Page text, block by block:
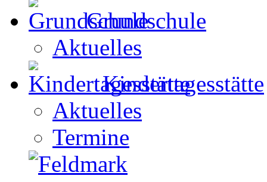
Grundschule
Aktuelles
Kindertagesstätte
Aktuelles
Termine